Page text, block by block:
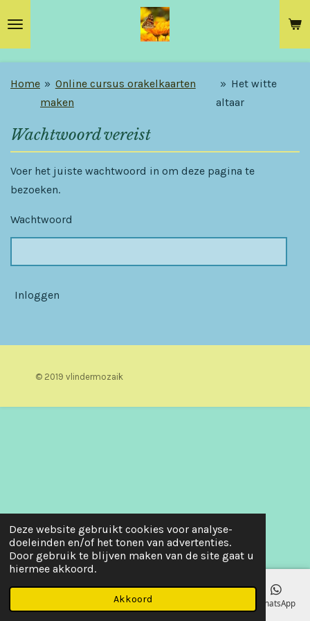
Deze website gebruikt cookies voor analyse-
doeleinden en/of het tonen van advertenties.
Door gebruik te blijven maken van de site gaat u
hiermee akkoord.
Akkoord
hoofdinhoud
Home » Online cursus orakelkaarten
maken
» Het witte
altaar
Wachtwoord vereist
Voer het juiste wachtwoord in om deze pagina te
bezoeken.
Wachtwoord
Inloggen
© 2019 vlindermozaik
Telefoonnummer WhatsApp